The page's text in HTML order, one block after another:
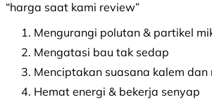
“harga saat kami review”
Mengurangi polutan & partikel
Mengatasi bau tak sedap
Menciptakan suasana kalem dan
Hemat energi & bekerja senyap